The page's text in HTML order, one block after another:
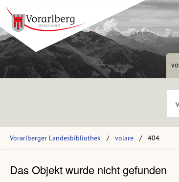
Vorarlberger Landesbibliothek volare 404
Das Objekt wurde nicht gefunden